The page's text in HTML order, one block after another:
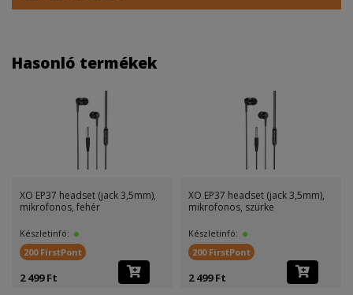
Hasonló termékek
XO EP37 headset (jack 3,5mm),
mikrofonos, szürke
Készletinfó:
200 FirstPont
XO EP28 vezetékes
(Fehér) – jack 3,5 m
Készletinfó:
200 FirstPont